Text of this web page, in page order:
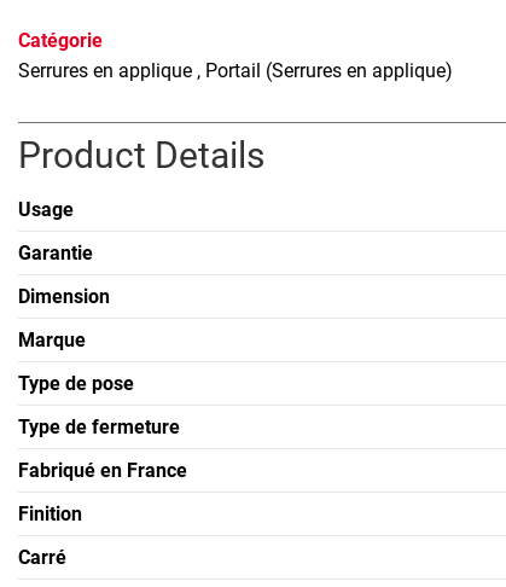
Catégorie
Serrures en applique , Portail (Serrures en applique)
Product Details
Usage
Garantie
Dimension
Marque
Type de pose
Type de fermeture
Fabriqué en France
Finition
Carré